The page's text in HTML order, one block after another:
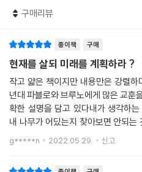
구매리뷰
종이책 구매
현재를 살되 미래를 계획하라 ?
작고 얇은 책이지만 내용만은 강렬
년대 파블로와 브루노에게 많은 교훈
확한 설명을 담고 있다내가 생각하
내 나무가 어딨는지 찾아보면 안되는
뿌리를 내려야 한다눈에 보이지 않는
지 않는 것을 볼 수
g*****n 2022.05.29. 신고